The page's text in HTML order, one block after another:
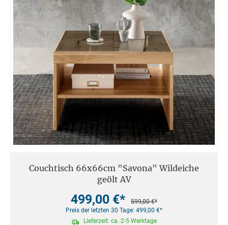
Couchtisch 66x66cm "Savona" Wildeiche
geölt AV
499,00 €*
599,00 €*
Preis der letzten 30 Tage: 499,00 €*
Lieferzeit: ca. 2-5 Werktage